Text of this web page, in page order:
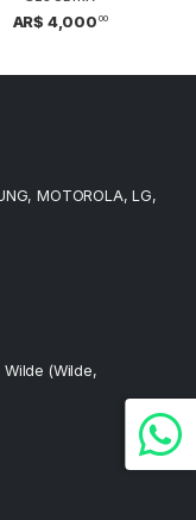
AR$ 4,000 00
MOTOROLA, LG,
Wilde (Wilde,